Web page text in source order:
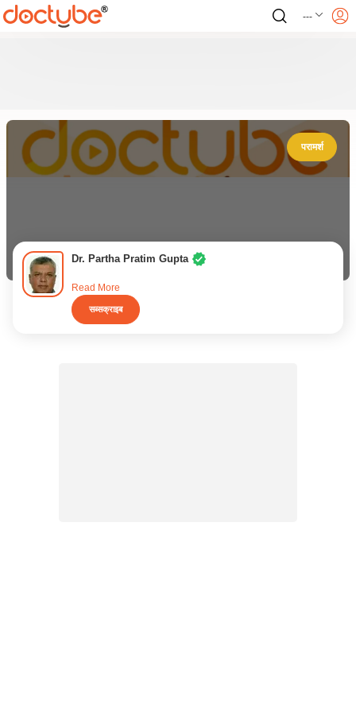
---
परामर्श
Dr. Partha Pratim Gupta
Read More
सब्सक्राइब